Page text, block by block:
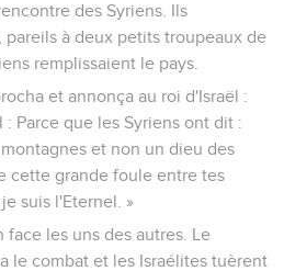
des Syriens. Ils
pareils à deux petits troupeaux de
remplissaient le pays.
et annonça au roi d'Israël :
Parce que les Syriens ont dit :
et non un dieu des
cette grande foule entre tes
suis l'Eternel. »
face les uns des autres. Le
le combat et les Israélites tuèrent